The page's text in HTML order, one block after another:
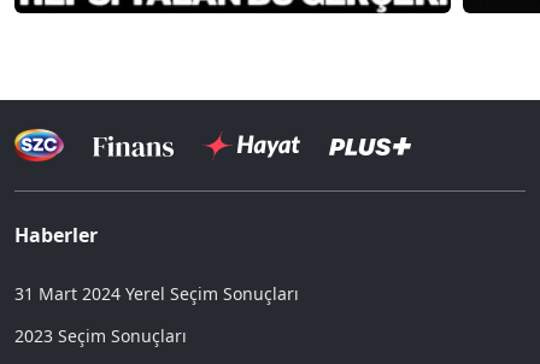
Haberler
31 Mart 2024 Yerel Seçim Sonuçları
2023 Seçim Sonuçları